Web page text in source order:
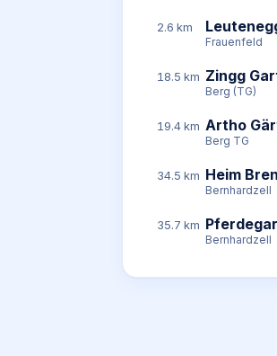
2.6 km
Frauenfeld
18.5 km Zingg
Berg (TG)
19.4 km Artho
Berg TG
34.5 km Heim
Bernhardzell
35.7 km
Bernhardzell